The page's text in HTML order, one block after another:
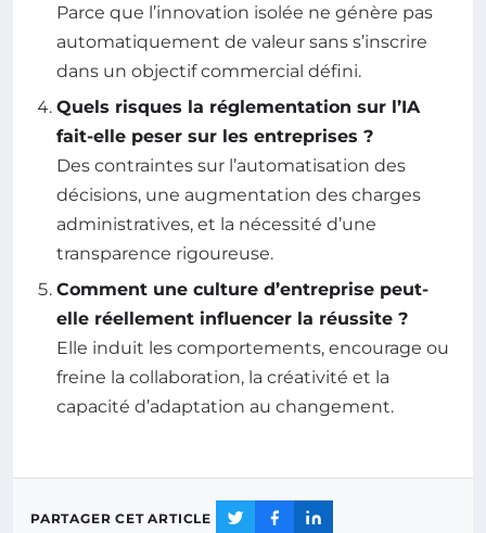
Parce que l’innovation isolée ne génère pas
automatiquement de valeur sans s’inscrire
dans un objectif commercial défini.
Quels risques la réglementation sur l’IA
fait-elle peser sur les entreprises ?
Des contraintes sur l’automatisation des
décisions, une augmentation des charges
administratives, et la nécessité d’une
transparence rigoureuse.
Comment une culture d’entreprise peut-
elle réellement influencer la réussite ?
Elle induit les comportements, encourage ou
freine la collaboration, la créativité et la
capacité d’adaptation au changement.
PARTAGER CET ARTICLE